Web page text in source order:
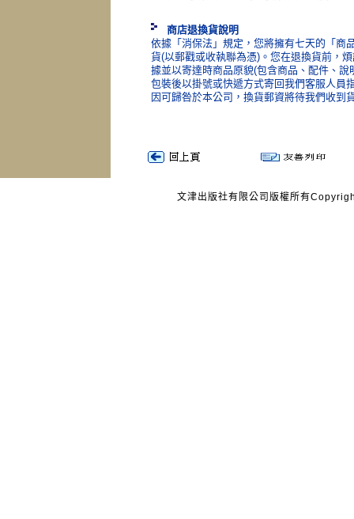
商店退換貨說明
依據「消保法」規定，您將擁有七天的「商
貨(以郵戳或收執聯為憑)。您在退換貨前，
據並以寄達時商品原貌(包含商品、配件、
包裝後以掛號或快遞方式寄回我們客服人員
因可歸咎於本公司，換貨郵資將待我們收到
文津出版社有限公司版權所有